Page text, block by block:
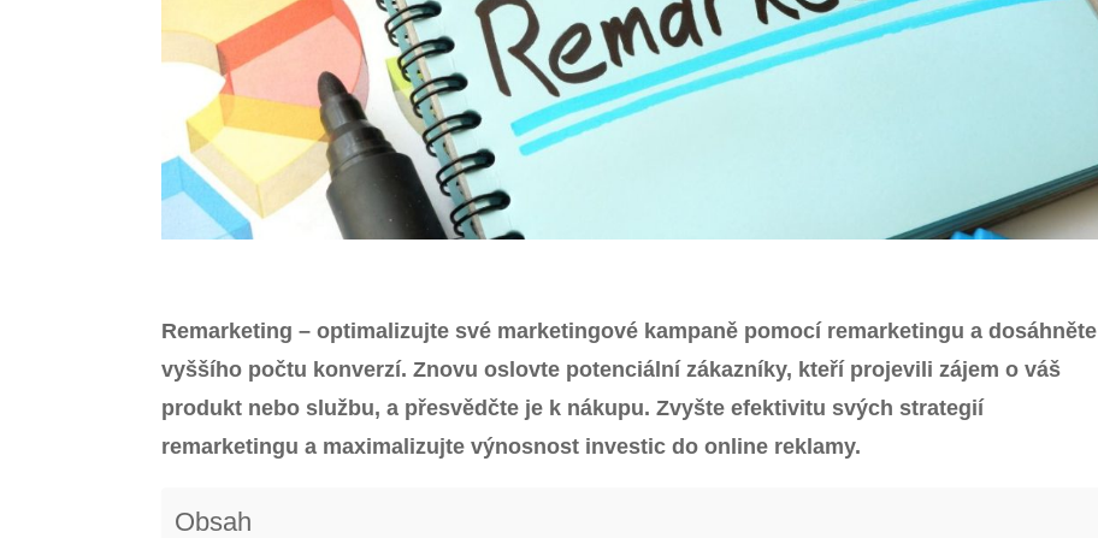
Remarketing – optimalizujte své marketingové kampaně pomocí remarketingu a dosáhněte
vyššího počtu konverzí. Znovu oslovte potenciální zákazníky, kteří projevili zájem o váš
produkt nebo službu, a přesvědčte je k nákupu. Zvyšte efektivitu svých strategií
remarketingu a maximalizujte výnosnost investic do online reklamy.
Obsah